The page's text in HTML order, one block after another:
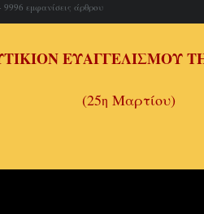
εμφανίσεις άρθρου
ΕΥΑΓΓΕΛΙΣΜΟΥ
(25η Μαρτίου)